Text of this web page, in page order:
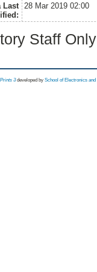
Last
28 Mar 2019 02:00
Staff
3 developed by School of Electronics